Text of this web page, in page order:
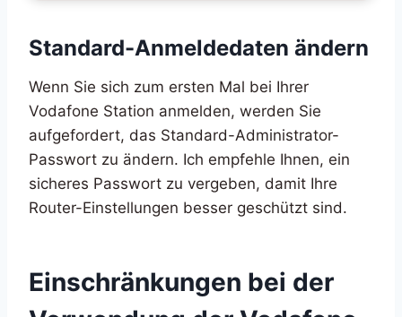
Standard-Anmeldedaten ändern
Wenn Sie sich zum ersten Mal bei Ihrer
Vodafone Station anmelden, werden Sie
aufgefordert, das Standard-Administrator-
Passwort zu ändern. Ich empfehle Ihnen, ein
sicheres Passwort zu vergeben, damit Ihre
Router-Einstellungen besser geschützt sind.
Einschränkungen bei der